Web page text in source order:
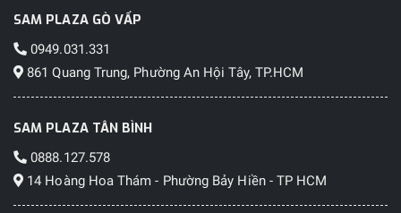
SAM PLAZA GÒ VẤP
0949.031.331
861 Quang Trung, Phường An Hội Tây, TP.HCM
SAM PLAZA TÂN BÌNH
0888.127.578
14 Hoàng Hoa Thám - Phường Bảy Hiền - TP HCM